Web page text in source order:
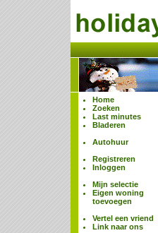
Home
Zoeken
Last minutes
Bladeren
Autohuur
Registreren
Inloggen
Mijn selectie
Eigen woning
toevoegen
Vertel een vriend
Link naar ons